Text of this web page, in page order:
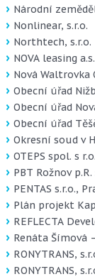
Národní
Nonlinear, s.r.o.
Northtech, s.r.o.
NOVA leasing
Nová Waltrovka
Obecní úřad
Obecní úřad
Obecní úřad
Okresní soud v
OTEPS spol. s
PBT Rožnov
PENTAS s.r.o.,
Plán projekt
REFLECTA
Renáta Šímová
RONYTRANS,
RONYTRANS,